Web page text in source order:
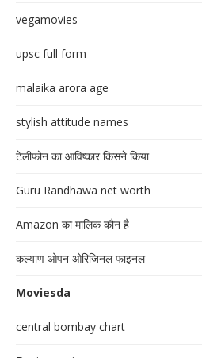
vegamovies
upsc full form
malaika arora age
stylish attitude names
टेलीफोन का आविष्कार किसने किया
Guru Randhawa net worth
Amazon का मालिक कौन है
कल्याण ओपन ओरिजिनल फाइनल
Moviesda
central bombay chart